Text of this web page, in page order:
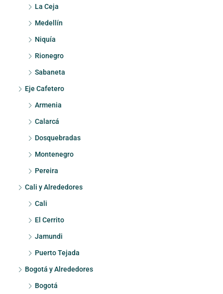
La Ceja
Medellín
Niquía
Rionegro
Sabaneta
Eje Cafetero
Armenia
Calarcá
Dosquebradas
Montenegro
Pereira
Cali y Alrededores
Cali
El Cerrito
Jamundi
Puerto Tejada
Bogotá y Alrededores
Bogotá